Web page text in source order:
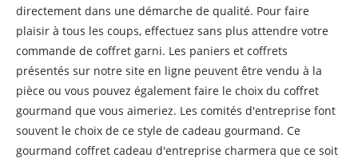
directement dans une démarche de qualité. Pour faire
plaisir à tous les coups, effectuez sans plus attendre votre
commande de coffret garni. Les paniers et coffrets
présentés sur notre site en ligne peuvent être vendu à la
pièce ou vous pouvez également faire le choix du coffret
gourmand que vous aimeriez. Les comités d'entreprise font
souvent le choix de ce style de cadeau gourmand. Ce
gourmand coffret cadeau d'entreprise charmera que ce soit